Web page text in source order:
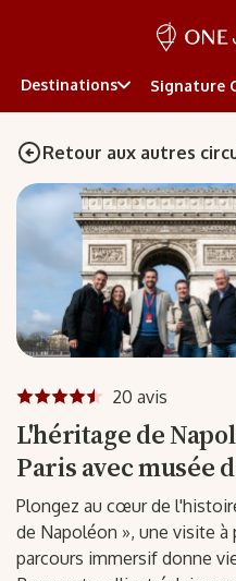
Destinations Signature
Retour aux autres
20 avis
L'héritage de
Paris avec musée
Plongez au cœur de
de Napoléon », une visite à
parcours immersif donne